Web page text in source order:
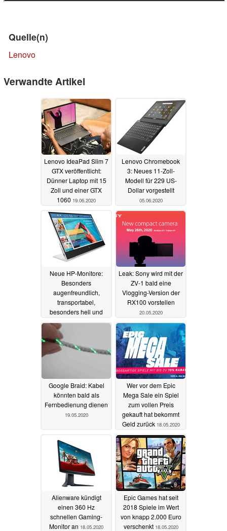
Quelle(n)
Lenovo
Verwandte Artikel
Lenovo IdeaPad Slim 7
GTX veröffentlicht:
Dünner Laptop mit 15
Zoll und einer GTX
1060 19.06.2020
Lenovo Chromebook
3: Neues 11-Zoll-
Modell für 229 US-
Dollar vorgestellt
05.06.2020
Neue HP-Monitore:
Besonders
augenfreundlich,
transportabel,
besonders hell und
drahtlos26.05.2020
Leak: Sony wird mit der
ZV-1 bald eine
Vlogging-Version der
RX100 vorstellen
20.05.2020
Google Braid: Kabel
könnten bald als
Fernbedienung dienen
19.05.2020
Wer vor dem Epic
Mega Sale ein Spiel
zum vollen Preis
gekauft hat bekommt
Geld zurück 18.05.2020
Alienware kündigt
einen 360 Hz
schnellen Gaming-
Monitor an 18.05.2020
Epic Games hat seit
2018 Spiele im Wert
von knapp 2.000 Euro
verschenkt 18.05.2020